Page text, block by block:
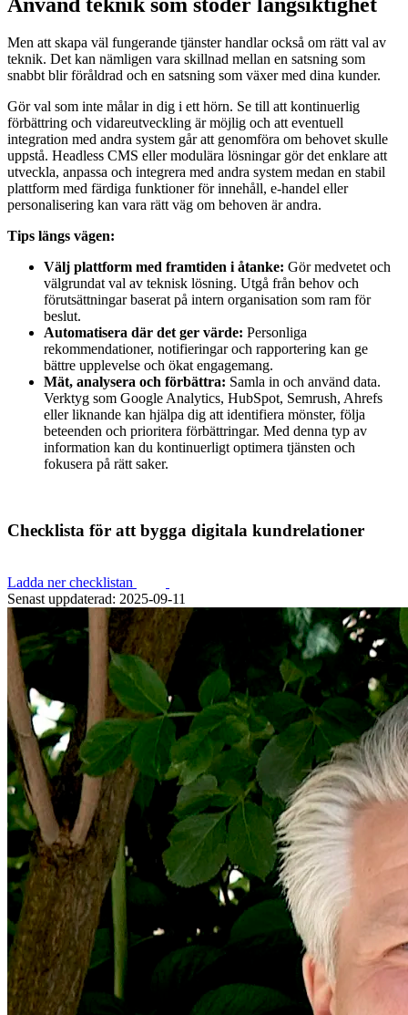
Men att skapa väl fungerande tjänster handlar också om rätt val av
teknik. Det kan nämligen vara skillnad mellan en satsning som
snabbt blir föråldrad och en satsning som växer med dina kunder.
Gör val som inte målar in dig i ett hörn. Se till att kontinuerlig
förbättring och vidareutveckling är möjlig och att eventuell
integration med andra system går att genomföra om behovet skulle
uppstå. Headless CMS eller modulära lösningar gör det enklare att
utveckla, anpassa och integrera med andra system medan en stabil
plattform med färdiga funktioner för innehåll, e-handel eller
personalisering kan vara rätt väg om behoven är andra.
Tips längs vägen:
Välj plattform med framtiden i åtanke: Gör medvetet och
välgrundat val av teknisk lösning. Utgå från behov och
förutsättningar baserat på intern organisation som ram för
beslut.
Automatisera där det ger värde: Personliga
rekommendationer, notifieringar och rapportering kan ge
bättre upplevelse och ökat engagemang.
Mät, analysera och förbättra: Samla in och använd data.
Verktyg som Google Analytics, HubSpot, Semrush, Ahrefs
eller liknande kan hjälpa dig att identifiera mönster, följa
beteenden och prioritera förbättringar. Med denna typ av
information kan du kontinuerligt optimera tjänsten och
fokusera på rätt saker.
Checklista för att bygga digitala kundrelationer
Ladda ner checklistan
Senast uppdaterad: 2025-09-11